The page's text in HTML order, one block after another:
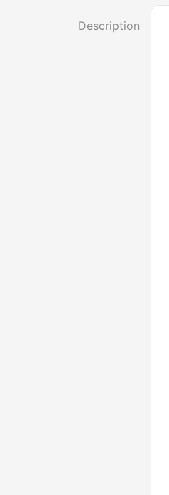
Description